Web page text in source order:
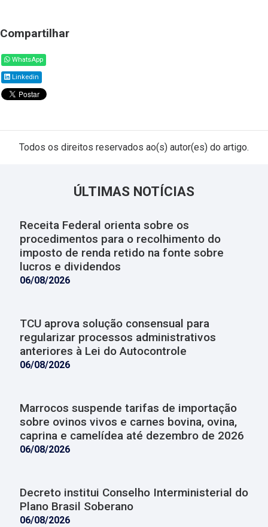
Compartilhar
WhatsApp
Linkedin
Todos os direitos reservados ao(s) autor(es) do artigo.
ÚLTIMAS NOTÍCIAS
Receita Federal orienta sobre os
procedimentos para o recolhimento do
imposto de renda retido na fonte sobre
lucros e dividendos
06/08/2026
TCU aprova solução consensual para
regularizar processos administrativos
anteriores à Lei do Autocontrole
06/08/2026
Marrocos suspende tarifas de importação
sobre ovinos vivos e carnes bovina, ovina,
caprina e camelídea até dezembro de 2026
06/08/2026
Decreto institui Conselho Interministerial do
Plano Brasil Soberano
06/08/2026